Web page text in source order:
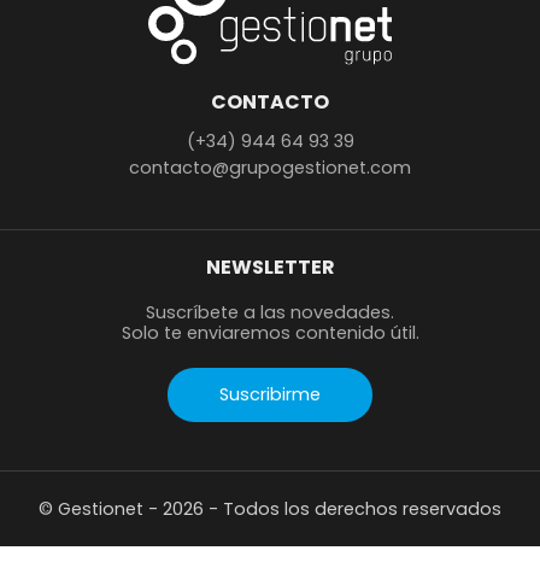
CONTACTO
(+34) 944 64 93 39
contacto@grupogestionet.com
NEWSLETTER
Suscríbete a las novedades.
Solo te enviaremos contenido útil.
Suscribirme
© Gestionet - 2026 - Todos los derechos reservados